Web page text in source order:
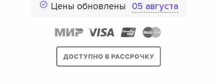
Цены обновлены 05 августа